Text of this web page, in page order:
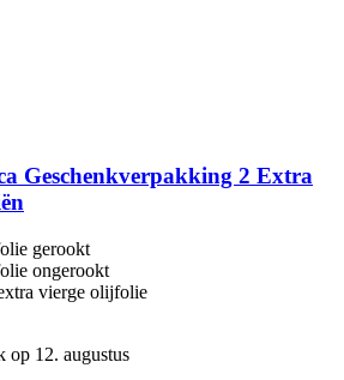
Geschenkverpakking 2 Extra
gerookt
ongerookt
vierge olijfolie
op 12. augustus